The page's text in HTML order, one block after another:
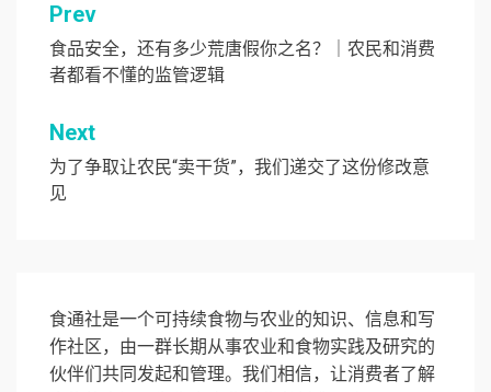
文
章
导
航
Prev
食品安全，还有多少荒唐假你之名？｜农民和消费
者都看不懂的监管逻辑
Next
为了争取让农民“卖干货”，我们递交了这份修改意
见
食通社是一个可持续食物与农业的知识、信息和写
作社区，由一群长期从事农业和食物实践及研究的
伙伴们共同发起和管理。我们相信，让消费者了解